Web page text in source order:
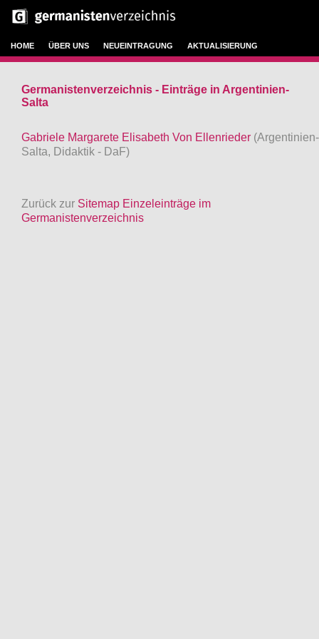
HOME ÜBER UNS NEUEINTRAGUNG AKTUALISIERUNG
Germanistenverzeichnis - Einträge in Argentinien-
Salta
Gabriele Margarete Elisabeth Von Ellenrieder (Argentinien-
Salta, Didaktik - DaF)
Zurück zur Sitemap Einzeleinträge im
Germanistenverzeichnis